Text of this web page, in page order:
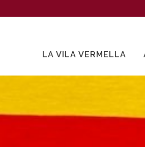
LA VILA VERMELLA